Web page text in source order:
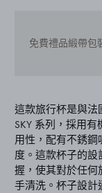
免費禮品緞帶包
這款旅行杯是與法
SKY 系列，採用
用性，配有不銹
度。這款杯子的
握，使其對於任何
手清洗。杯子設計